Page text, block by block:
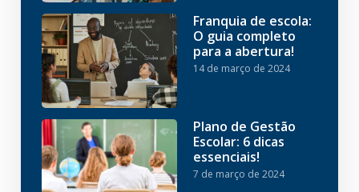
Franquia de escola:
O guia completo
para a abertura!
14 de março de 2024
Plano de Gestão
Escolar: 6 dicas
essenciais!
7 de março de 2024